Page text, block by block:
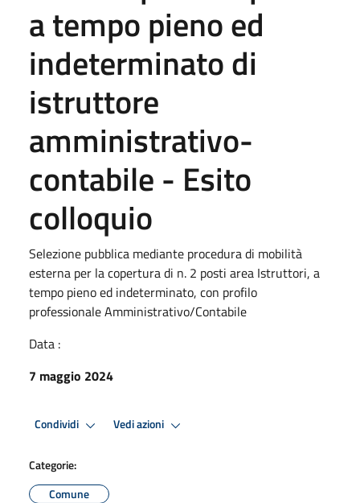
a tempo pieno ed
indeterminato di
istruttore
amministrativo-
contabile - Esito
colloquio
Selezione pubblica mediante procedura di mobilità
esterna per la copertura di n. 2 posti area Istruttori, a
tempo pieno ed indeterminato, con profilo
professionale Amministrativo/Contabile
Data :
7 maggio 2024
Condividi Vedi azioni
Categorie:
Comune